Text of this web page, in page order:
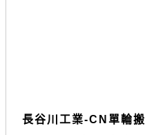
長谷川工業-CN單輪搬